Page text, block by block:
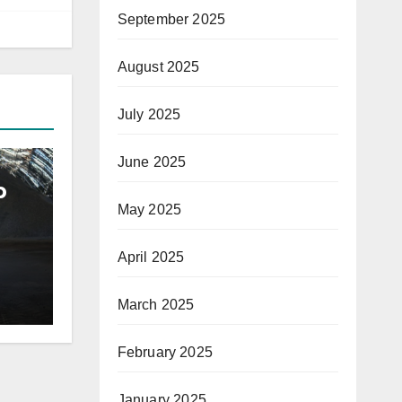
September 2025
August 2025
July 2025
June 2025
May 2025
April 2025
March 2025
February 2025